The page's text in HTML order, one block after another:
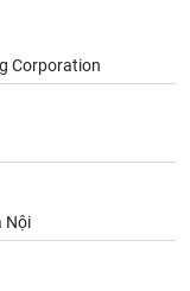
Corporation
Nội